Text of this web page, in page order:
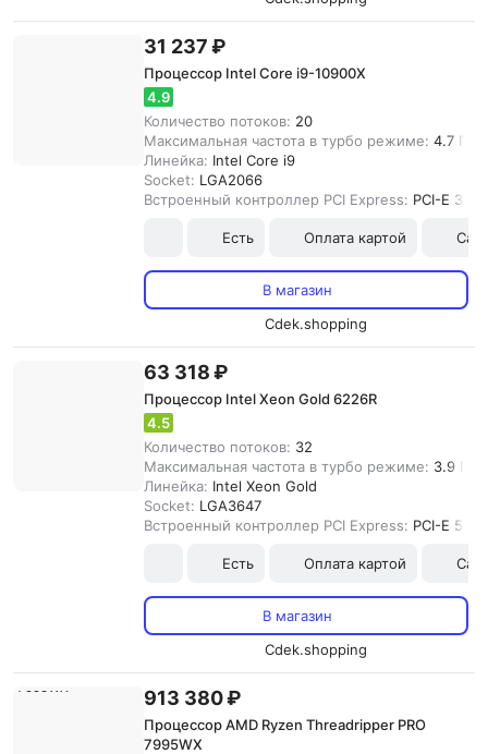
31 237 ₽
Процессор Intel Core i9-10900X
4.9
Количество потоков: 20
Максимальная частота в турбо режиме: 4.7 ГГц
Линейка: Intel Core i9
Socket: LGA2066
Встроенный контроллер PCI Express: PCI-E 3.0
Есть Оплата картой
В магазин
Cdek.shopping
63 318 ₽
Процессор Intel Xeon Gold 6226R
4.5
Количество потоков: 32
Максимальная частота в турбо режиме: 3.9 ГГц
Линейка: Intel Xeon Gold
Socket: LGA3647
Встроенный контроллер PCI Express: PCI-E 5.0
Есть Оплата картой
В магазин
Cdek.shopping
913 380 ₽
Процессор AMD Ryzen Threadripper PRO
7995WX